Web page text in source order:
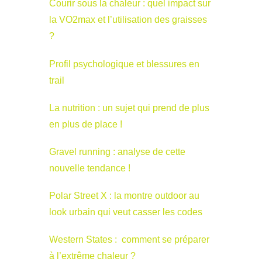
Courir sous la chaleur : quel impact sur
la VO2max et l’utilisation des graisses
?
Profil psychologique et blessures en
trail
La nutrition : un sujet qui prend de plus
en plus de place !
Gravel running : analyse de cette
nouvelle tendance !
Polar Street X : la montre outdoor au
look urbain qui veut casser les codes
Western States : comment se préparer
à l’extrême chaleur ?